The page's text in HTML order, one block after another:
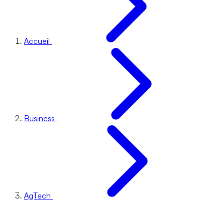
Accueil
Business
AgTech